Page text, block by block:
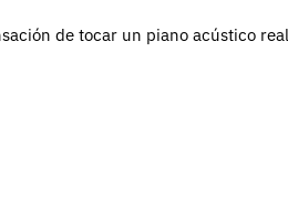
de tocar un piano acústico